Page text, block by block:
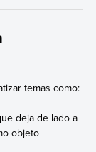
temas como:
deja de lado a
objeto